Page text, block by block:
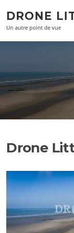
contenu
DRONE
Un autre point de vue
Drone